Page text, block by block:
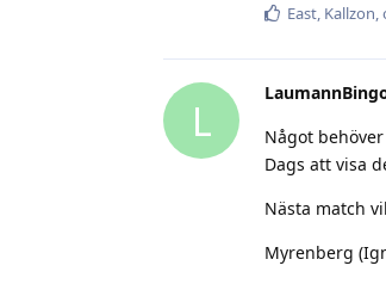
East, Kallzon,
L
Något
Dags att visa
Nästa match
Myrenberg